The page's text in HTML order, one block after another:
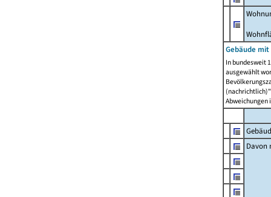
Gebäude
In bundesweit
ausgewählt
Abweichungen
Davon